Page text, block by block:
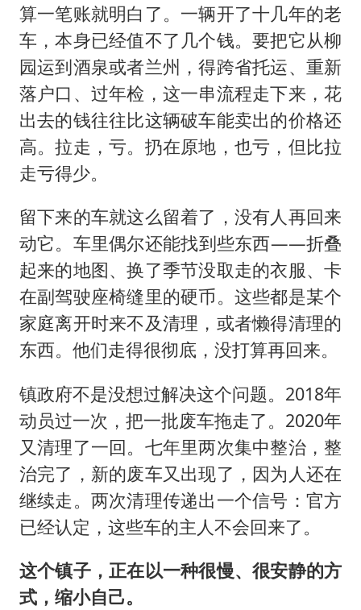
算一笔账就明白了。一辆开了十几年的老
车，本身已经值不了几个钱。要把它从柳
园运到酒泉或者兰州，得跨省托运、重新
落户口、过年检，这一串流程走下来，花
出去的钱往往比这辆破车能卖出的价格还
高。拉走，亏。扔在原地，也亏，但比拉
走亏得少。
留下来的车就这么留着了，没有人再回来
动它。车里偶尔还能找到些东西——折叠
起来的地图、换了季节没取走的衣服、卡
在副驾驶座椅缝里的硬币。这些都是某个
家庭离开时来不及清理，或者懒得清理的
东西。他们走得很彻底，没打算再回来。
镇政府不是没想过解决这个问题。2018年
动员过一次，把一批废车拖走了。2020年
又清理了一回。七年里两次集中整治，整
治完了，新的废车又出现了，因为人还在
继续走。两次清理传递出一个信号：官方
已经认定，这些车的主人不会回来了。
这个镇子，正在以一种很慢、很安静的方
式，缩小自己。